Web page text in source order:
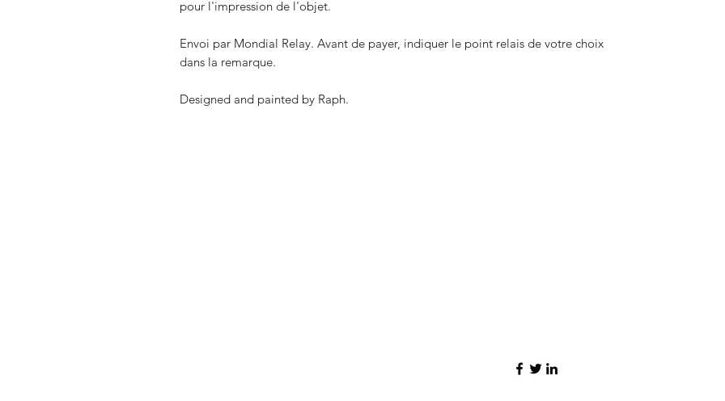
pour l'impression de l'objet.
Envoi par Mondial Relay. Avant de payer, indiquer le point relais de votre choix
dans la remarque.
Designed and painted by Raph.